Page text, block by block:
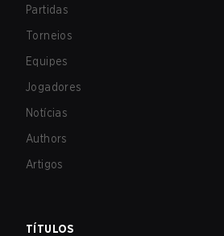
Partidas
Torneios
Equipes
Jogadores
Notícias
Authors
Artigos
TÍTULOS